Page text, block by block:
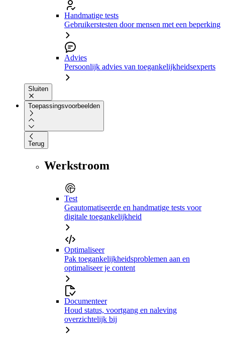
Handmatige tests
Gebruikerstesten door mensen met een beperking
Advies
Persoonlijk advies van toegankelijkheidsexperts
Sluiten
Toepassingsvoorbeelden
Terug
Werkstroom
Test
Geautomatiseerde en handmatige tests voor
digitale toegankelijkheid
Optimaliseer
Pak toegankelijkheidsproblemen aan en
optimaliseer je content
Documenteer
Houd status, voortgang en naleving
overzichtelijk bij